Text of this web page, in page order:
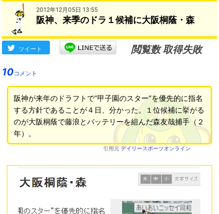
2012年12月05日 13:55
阪神、来季のドラ１候補に大阪桐蔭・森
ツイート
閲覧数 取得失敗
10コメント
阪神が来年のドラフトで“甲子園のスター”を優先的に指名
する方針であることが４日、分かった。１位候補に挙がる
のが大阪桐蔭で藤浪とバッテリーを組んだ森友哉捕手（２
年）。
引用元 デイリースポーツオンライン